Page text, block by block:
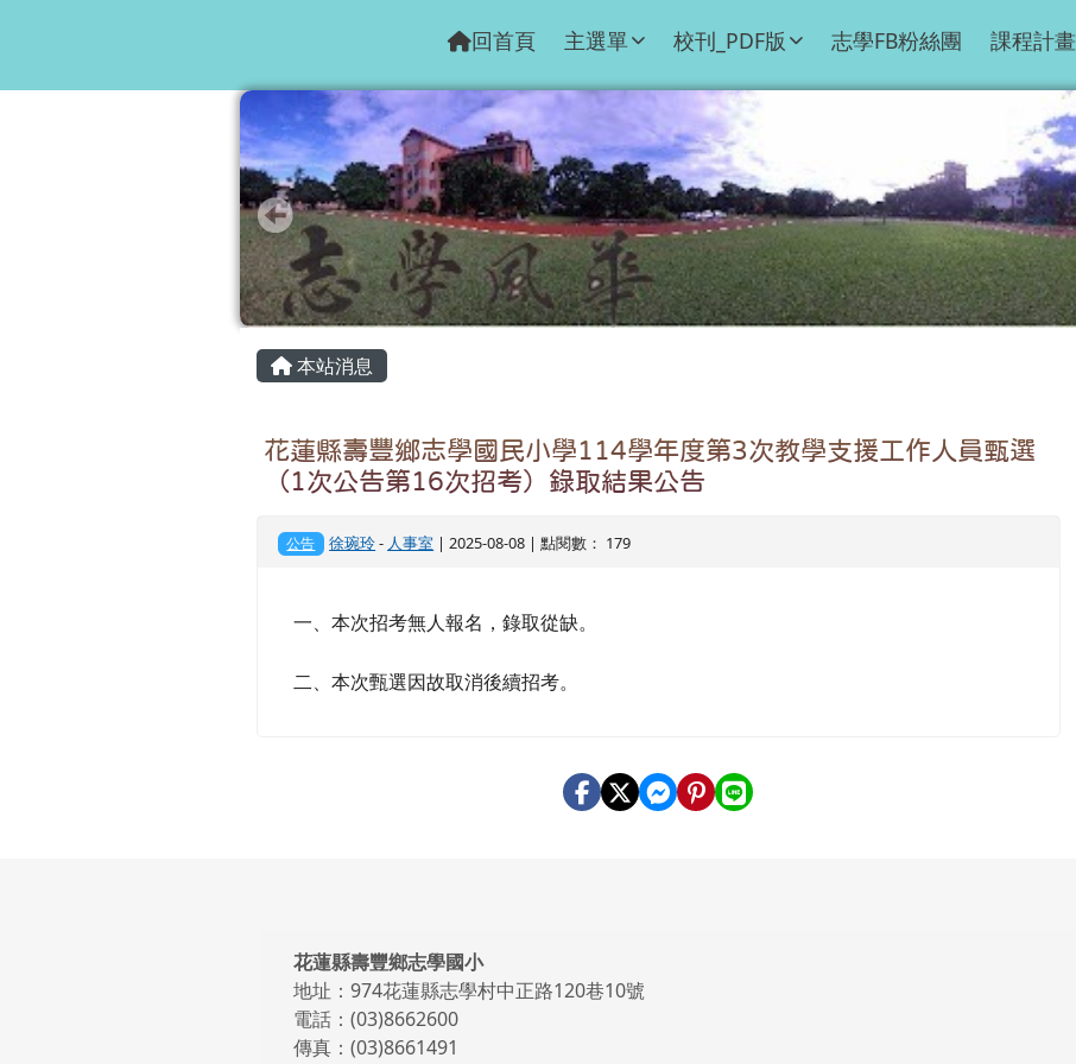
回首頁 主選單 校刊_PDF版 志學FB粉絲團 課程計畫
主內容區域
本站消息
花蓮縣壽豐鄉志學國民小學114學年度第3次教學支援工作人員甄選
（1次公告第16次招考）錄取結果公告
公告 徐琬玲- 人事室 | 2025-08-08 | 點閱數： 179
一、本次招考無人報名，錄取從缺。
二、本次甄選因故取消後續招考。
頁尾區域內容
花蓮縣壽豐鄉志學國小
地址：974花蓮縣志學村中正路120巷10號
電話：(03)8662600
傳真：(03)8661491